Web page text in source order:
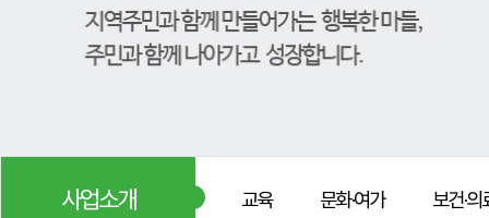
사업소개 교육 문화·여가 보건·의